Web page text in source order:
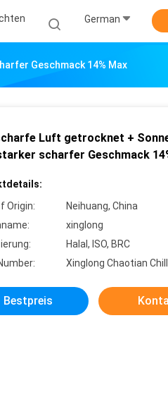
German
Geschmack 14% Max
Luft getrocknet +
scharfer Geschmack
Origin:
Neihuang, China
xinglong
Halal, ISO, BRC
Xinglong Chaotian
Bestpreis